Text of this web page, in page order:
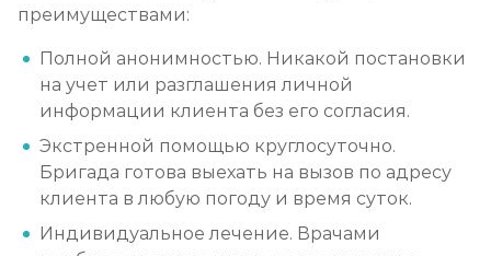
преимуществами:
Полной анонимностью. Никакой постановки
на учет или разглашения личной
информации клиента без его согласия.
Экстренной помощью круглосуточно.
Бригада готова выехать на вызов по адресу
клиента в любую погоду и время суток.
Индивидуальное лечение. Врачами